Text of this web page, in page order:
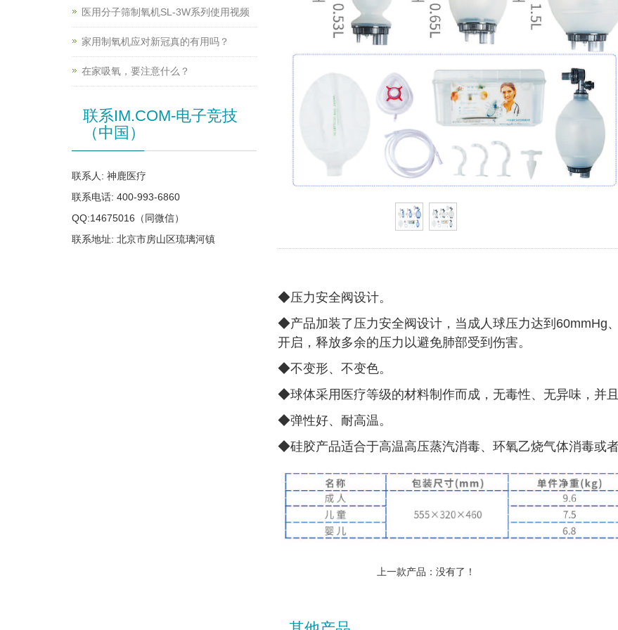
◆压力安全阀设计。
◆产品加装了压力安全阀设计，当成人球压力达到60mmHg
开启，释放多余的压力以避免肺部受到伤害。
◆不变形、不变色。
◆球体采用医疗等级的材料制作而成，无毒性、无异味，并
◆弹性好、耐高温。
◆硅胶产品适合于高温高压蒸汽消毒、环氧乙烧气体消毒或
上一款产品：没有了！
医用分子筛制氧机SL-3W系列使用视频
家用制氧机应对新冠真的有用吗？
在家吸氧，要注意什么？
联系IM.COM-电子竞技
（中国）
联系人: 神鹿医疗
联系电话: 400-993-6860
QQ:14675016（同微信）
联系地址: 北京市房山区琉璃河镇